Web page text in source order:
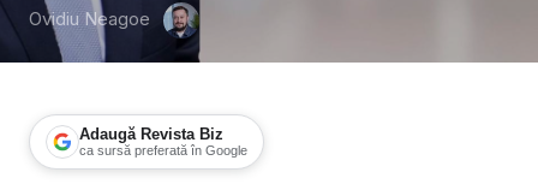
Ovidiu Neagoe
Adaugă Revista Biz
ca sursă preferată în Google